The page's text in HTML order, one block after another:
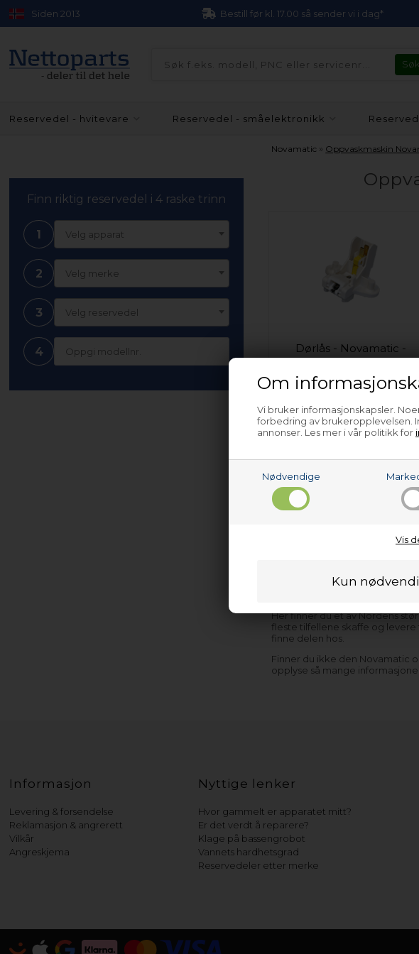
Om
Vi bruker informasjonskapsler.
forbedring av brukeropplevelsen.
annonser. Les mer i vår politikk for
Nødvendige
Vis
Siden 2013 Bestill før kl. 17.00 så sender vi i dag*
Reservedel - hvitevare Reservedel - småelektronikk
Finn riktig reservedel i 4 raske trinn
1 Velg apparat
2 Velg merke
3 Velg reservedel
4
Novamatic » Oppvaskmaskin
Dørlås - Novamatic -
Oppvaskmaskin
Trådkurv & deler til
Her finner du et av Nordens
fleste tilfellene skaffe og
finne delen hos.
Finner du ikke den Novamatic
opplyse så mange
Informasjon
Levering & forsendelse
Reklamasjon & angrerett
Vilkår
Angreskjema
Nyttige lenker
Hvor gammelt er apparatet mitt?
Er det verdt å reparere?
Klage på bassengrobot
Vannets hardhetsgrad
Reservedeler etter merke